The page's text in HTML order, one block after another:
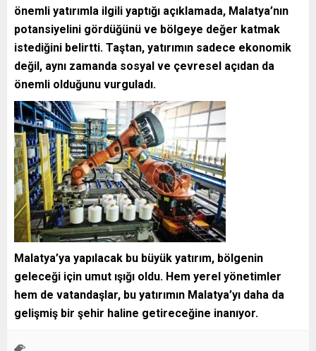
önemli yatırımla ilgili yaptığı açıklamada, Malatya’nın
potansiyelini gördüğünü ve bölgeye değer katmak
istediğini belirtti. Taştan, yatırımın sadece ekonomik
değil, aynı zamanda sosyal ve çevresel açıdan da
önemli olduğunu vurguladı.
Malatya’ya yapılacak bu büyük yatırım, bölgenin
geleceği için umut ışığı oldu. Hem yerel yönetimler
hem de vatandaşlar, bu yatırımın Malatya’yı daha da
gelişmiş bir şehir haline getireceğine inanıyor.